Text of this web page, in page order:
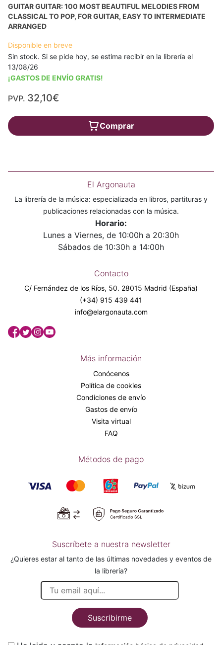
GUITAR GUITAR: 100 MOST BEAUTIFUL MELODIES FROM
CLASSICAL TO POP, FOR GUITAR, EASY TO INTERMEDIATE
ARRANGED
Disponible en breve
Sin stock. Si se pide hoy, se estima recibir en la librería el
13/08/26
¡GASTOS DE ENVÍO GRATIS!
PVP. 32,10€
Comprar
El Argonauta
La librería de la música: especializada en libros, partituras y
publicaciones relacionadas con la música.
Horario:
Lunes a Viernes, de 10:00h a 20:30h
Sábados de 10:30h a 14:00h
Contacto
C/ Fernández de los Ríos, 50. 28015 Madrid (España)
(+34) 915 439 441
info@elargonauta.com
Más información
Conócenos
Política de cookies
Condiciones de envío
Gastos de envío
Visita virtual
FAQ
Métodos de pago
Suscríbete a nuestra newsletter
¿Quieres estar al tanto de las últimas novedades y eventos de
la librería?
Suscribirme